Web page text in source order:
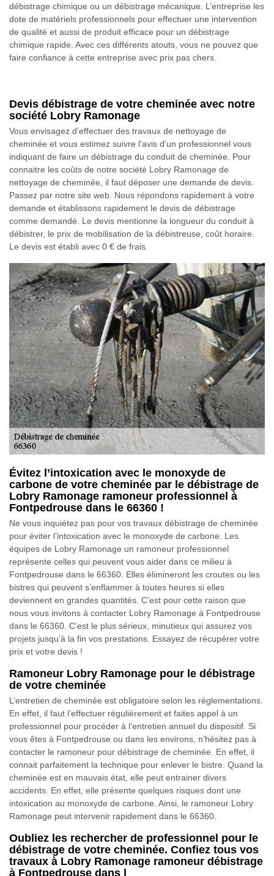
débistrage chimique ou un débistrage mécanique. L’entreprise les
dote de matériels professionnels pour effectuer une intervention
de qualité et aussi de produit efficace pour un débistrage
chimique rapide. Avec ces différents atouts, vous ne pouvez que
faire confiance à cette entreprise avec prix pas chers.
Devis débistrage de votre cheminée avec notre
société Lobry Ramonage
Vous envisagez d’effectuer des travaux de nettoyage de
cheminée et vous estimez suivre l’avis d’un professionnel vous
indiquant de faire un débistrage du conduit de cheminée. Pour
connaitre les coûts de notre société Lobry Ramonage de
nettoyage de cheminée, il faut déposer une demande de devis.
Passez par notre site web. Nous répondons rapidement à votre
demande et établissons rapidement le devis de débistrage
comme demandé. Le devis mentionne la longueur du conduit à
débistrer, le prix de mobilisation de la débistreuse, coût horaire.
Le devis est établi avec 0 € de frais.
Évitez l’intoxication avec le monoxyde de
carbone de votre cheminée par le débistrage de
Lobry Ramonage ramoneur professionnel à
Fontpedrouse dans le 66360 !
Ne vous inquiétez pas pour vos travaux débistrage de cheminée
pour éviter l’intoxication avec le monoxyde de carbone. Les
équipes de Lobry Ramonage un ramoneur professionnel
représente celles qui peuvent vous aider dans ce milieu à
Fontpedrouse dans le 66360. Elles élimineront les croutes ou les
bistres qui peuvent s’enflammer à toutes heures si elles
deviennent en grandes quantités. C’est pour cette raison que
nous vous invitons à contacter Lobry Ramonage à Fontpedrouse
dans le 66360. C’est le plus sérieux, minutieux qui assurez vos
projets jusqu’à la fin vos prestations. Essayez de récupérer votre
prix et votre devis !
Ramoneur Lobry Ramonage pour le débistrage
de votre cheminée
L’entretien de cheminée est obligatoire selon les réglementations.
En effet, il faut l’effectuer régulièrement et faites appel à un
professionnel pour procéder à l’entretien annuel du dispositif. Si
vous êtes à Fontpedrouse ou dans les environs, n’hésitez pas à
contacter le ramoneur pour débistrage de cheminée. En effet, il
connait parfaitement la technique pour enlever le bistre. Quand la
cheminée est en mauvais état, elle peut entrainer divers
accidents. En effet, elle présente quelques risques dont une
intoxication au monoxyde de carbone. Ainsi, le ramoneur Lobry
Ramonage peut intervenir rapidement dans le 66360.
Oubliez les rechercher de professionnel pour le
débistrage de votre cheminée. Confiez tous vos
travaux à Lobry Ramonage ramoneur débistrage
à Fontpedrouse dans l